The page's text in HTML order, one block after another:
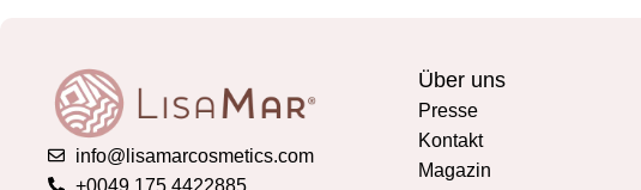
info@lisamarcosmetics.com
+0049 175 4422885
Über uns
Presse
Kontakt
Magazin